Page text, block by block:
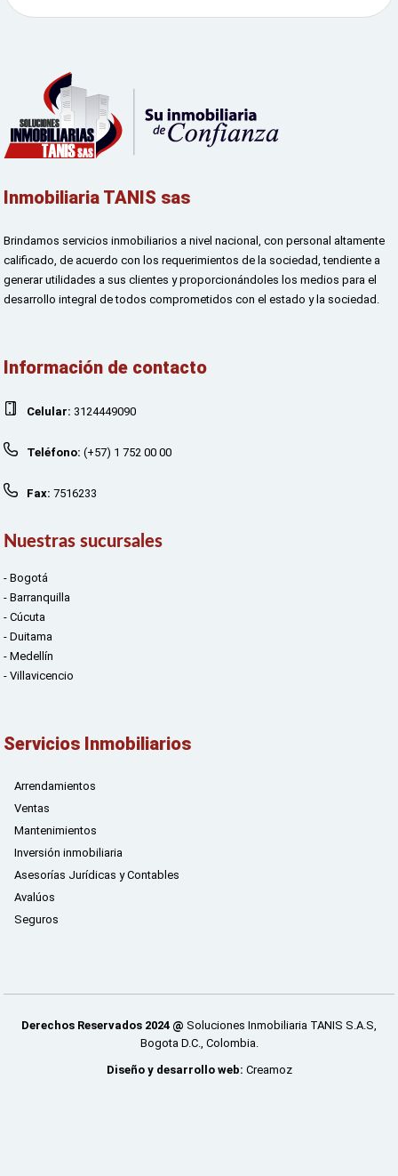
Inmobiliaria TANIS sas
Brindamos servicios inmobiliarios a nivel nacional, con personal altamente
calificado, de acuerdo con los requerimientos de la sociedad, tendiente a
generar utilidades a sus clientes y proporcionándoles los medios para el
desarrollo integral de todos comprometidos con el estado y la sociedad.
Información de contacto
Celular: 3124449090
Teléfono: (+57) 1 752 00 00
Fax: 7516233
Nuestras sucursales
- Bogotá
- Barranquilla
- Cúcuta
- Duitama
- Medellín
- Villavicencio
Servicios Inmobiliarios
Arrendamientos
Ventas
Mantenimientos
Inversión inmobiliaria
Asesorías Jurídicas y Contables
Avalúos
Seguros
Derechos Reservados 2024 @ Soluciones Inmobiliaria TANIS S.A.S,
Bogota D.C., Colombia.
Diseño y desarrollo web: Creamoz